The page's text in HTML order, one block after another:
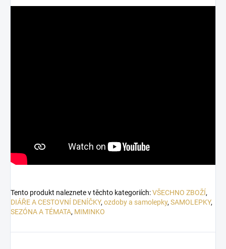
zápisníky, foto deníky,
Tento produkt naleznete v těchto kategoriích:VŠECHNO ZBOŽÍ,
DIÁŘE A CESTOVNÍ DENÍČKY, ozdoby a samolepky, SAMOLEPKY,
SEZÓNA A TÉMATA, MIMINKO